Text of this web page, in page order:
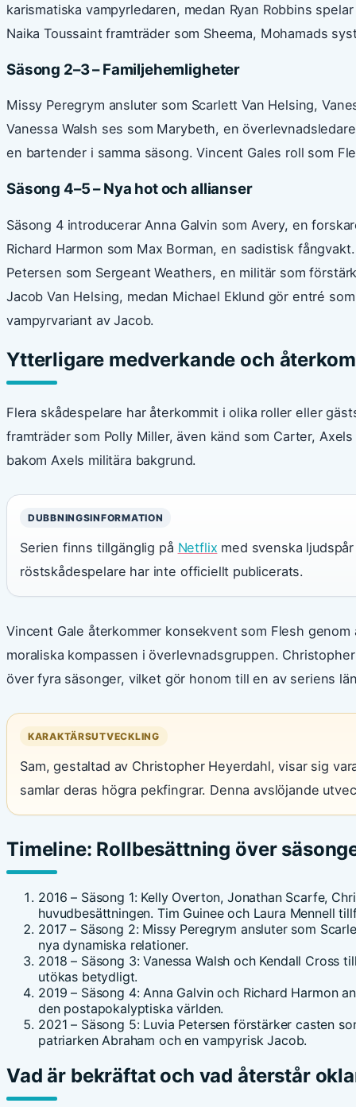
karismatiska vampyrledaren, medan Ryan Robbins
Naika Toussaint framträder som Sheema, Mohamads
Säsong 2–3 – Familjehemligheter
Missy Peregrym ansluter som Scarlett Van Helsing,
Vanessa Walsh ses som Marybeth, en
en bartender i samma säsong. Vincent Gales roll som
Säsong 4–5 – Nya hot och allianser
Säsong 4 introducerar Anna Galvin som Avery, en
Richard Harmon som Max Borman, en sadistisk
Petersen som Sergeant Weathers, en militär som
Jacob Van Helsing, medan Michael Eklund gör entré
vampyrvariant av Jacob.
Ytterligare medverkande och
Flera skådespelare har återkommit i olika roller eller
framträder som Polly Miller, även känd som Carter,
bakom Axels militära bakgrund.
DUBBNINGSINFORMATION
Serien finns tillgänglig på Netflix med svenska
röstskådespelare har inte officiellt publicerats.
Vincent Gale återkommer konsekvent som Flesh
moraliska kompassen i överlevnadsgruppen.
över fyra säsonger, vilket gör honom till en av seriens
KARAKTÄRSUTVECKLING
Sam, gestaltad av Christopher Heyerdahl, visar sig
samlar deras högra pekfingrar. Denna avslöjande
Timeline: Rollbesättning över
2016 – Säsong 1: Kelly Overton, Jonathan Scarfe,
huvudbesättningen. Tim Guinee och Laura Mennell
2017 – Säsong 2: Missy Peregrym ansluter som
nya dynamiska relationer.
2018 – Säsong 3: Vanessa Walsh och Kendall Cross
utökas betydligt.
2019 – Säsong 4: Anna Galvin och Richard Harmon
den postapokalyptiska världen.
2021 – Säsong 5: Luvia Petersen förstärker casten
patriarken Abraham och en vampyrisk Jacob.
Vad är bekräftat och vad återstår